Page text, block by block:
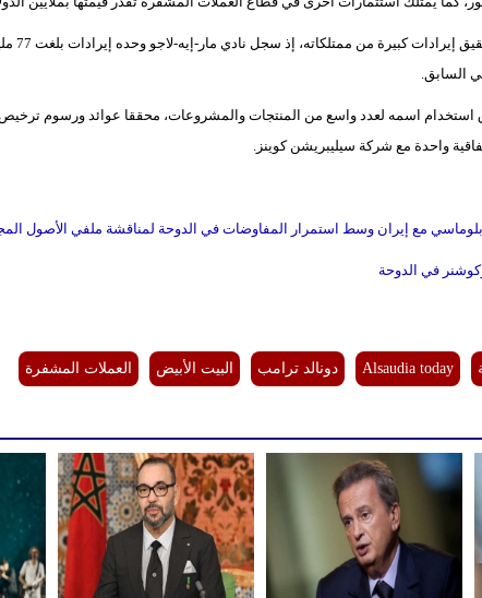
السابق.
اسمه لعدد واسع من المنتجات والمشروعات، محققا عوائد ورسوم ترخيص
مع إيران وسط استمرار المفاوضات في الدوحة لمناقشة ملفي الأصول
في الدوحة
Alsaudia today دونالد ترامب البيت الأبيض العملات المشفرة